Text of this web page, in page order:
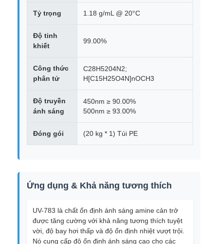
Tỷ trọng 1.18 g/mL @ 20°C
Độ tinh
khiết
99.00%
Công thức
phân tử
C28H5204N2;
H[C15H25O4N]nOCH3
Độ truyền
ánh sáng
450nm ≥ 90.00%
500nm ≥ 93.00%
Đóng gói (20 kg * 1) Túi PE
Ứng dụng & Khả năng tương thích
UV-783 là chất ổn định ánh sáng amine cản trở
được tăng cường với khả năng tương thích tuyệt
vời, độ bay hơi thấp và độ ổn định nhiệt vượt trội.
Nó cung cấp độ ổn định ánh sáng cao cho các